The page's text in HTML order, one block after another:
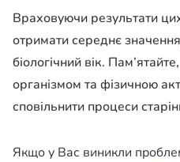
Враховуючи результати
отримати середнє
біологічний вік.
організмом та фізичною
сповільнити процеси
Якщо у Вас виникли